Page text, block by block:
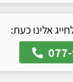
אלינו כעת: